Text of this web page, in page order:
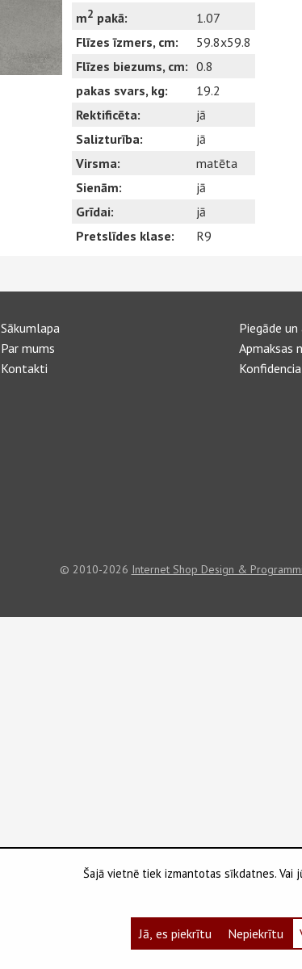
m2 pakā:
1.07
Flīzes īzmers, cm:
59.8x59.8
Flīzes biezums, cm: 0.8
pakas svars, kg:
19.2
Rektificēta:
jā
Salizturība:
jā
Virsma:
matēta
Sienām:
jā
Grīdai:
jā
Pretslīdes klase:
R9
Sākumlapa
Par mums
Kontakti
Piegāde
Apmaksas
© 2010-2026 Internet Shop Design &
Šajā vietnē tiek izmantotas sīkdatnes. Vai
Jā, es piekrītu Nepiekrītu